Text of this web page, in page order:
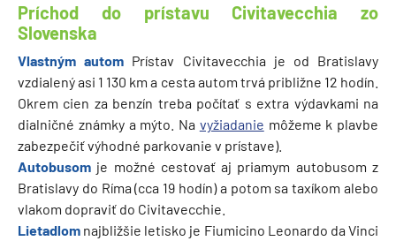
Príchod do prístavu Civitavecchia zo
Slovenska
Vlastným autom Prístav Civitavecchia je od Bratislavy
vzdialený asi 1 130 km a cesta autom trvá približne 12 hodín.
Okrem cien za benzín treba počítať s extra výdavkami na
dialničné známky a mýto. Na vyžiadanie môžeme k plavbe
zabezpečiť výhodné parkovanie v prístave).
Autobusom je možné cestovať aj priamym autobusom z
Bratislavy do Ríma (cca 19 hodín) a potom sa taxíkom alebo
vlakom dopraviť do Civitavecchie.
Lietadlom najbližšie letisko je Fiumicino Leonardo da Vinci